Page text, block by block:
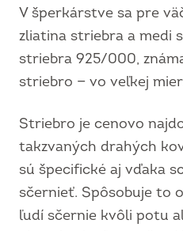
V šperkárstve sa pre
zliatina striebra a medi
striebra 925/000,
striebro — vo veľkej
Striebro je cenovo
takzvaných drahých
sú špecifické aj vďaka
sčernieť. Spôsobuje to
ľudí sčernie kvôli potu